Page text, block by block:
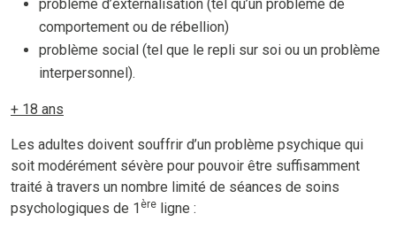
problème d’externalisation (tel qu’un problème de
comportement ou de rébellion)
problème social (tel que le repli sur soi ou un problème
interpersonnel).
+ 18 ans
Les adultes doivent souffrir d’un problème psychique qui
soit modérément sévère pour pouvoir être suffisamment
traité à travers un nombre limité de séances de soins
psychologiques de 1 ère ligne :